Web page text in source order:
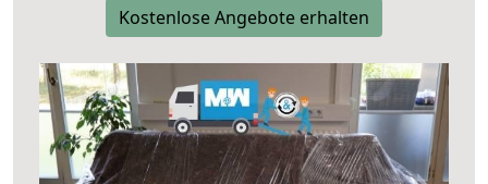
Kostenlose Angebote erhalten